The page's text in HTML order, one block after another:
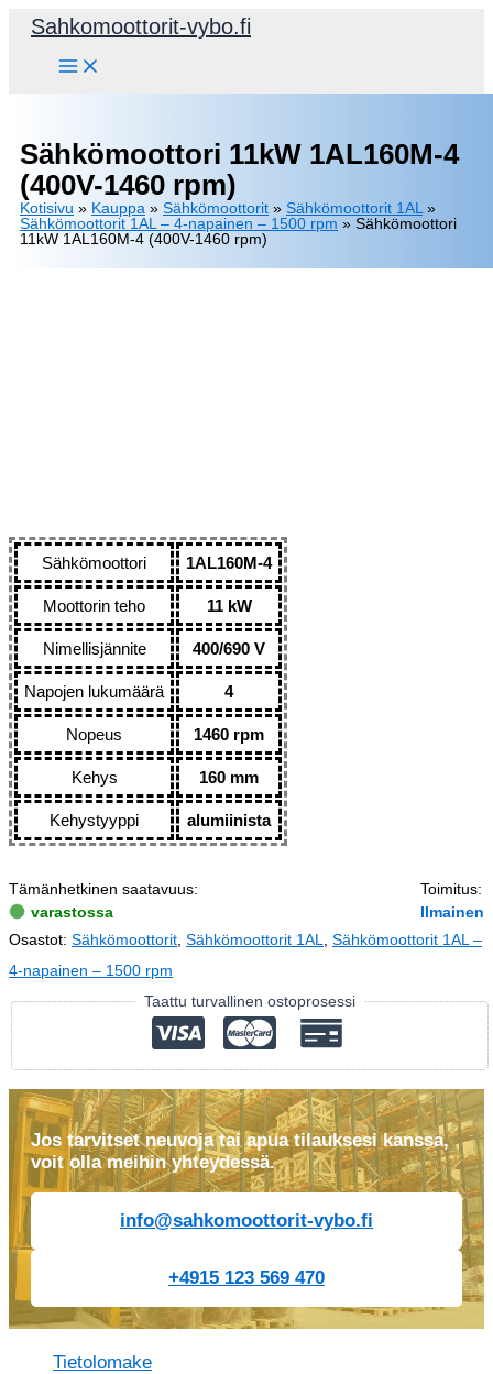
Siirry
Sahkomoottorit-vybo.fi
Sähkömoottori 11kW 1AL160M-4
(400V-1460 rpm)
Kotisivu » Kauppa » Sähkömoottorit » Sähkömoottorit 1AL »
Sähkömoottorit 1AL – 4-napainen – 1500 rpm » Sähkömoottori
11kW 1AL160M-4 (400V-1460 rpm)
Sähkömoottori 1AL160M-4
Moottorin teho 11 kW
Nimellisjännite 400/690 V
Napojen lukumäärä 4
Nopeus 1460 rpm
Kehys 160 mm
Kehystyyppi alumiinista
Tämänhetkinen saatavuus:
varastossa
Toimitus:
Ilmainen
Osastot: Sähkömoottorit Sähkömoottorit 1AL
Sähkömoottorit 1AL –
4-napainen – 1500 rpm
Taattu turvallinen ostoprosessi
Jos tarvitset neuvoja tai apua tilauksesi kanssa,
voit olla meihin yhteydessä.
info@sahkomoottorit-vybo.fi
+4915 123 569 470
Tietolomake